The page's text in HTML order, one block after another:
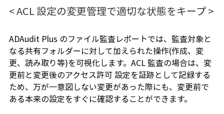
< ACL 設定の変更管理で適切な状態をキープ >
ADAudit Plus のファイル監査レポートでは、監査対象と
なる共有フォルダーに対して加えられた操作(作成、変
更、読み取り等)を可視化します。ACL 監査の場合は、変
更前と変更後のアクセス許可 設定を証跡として記録する
ため、万が一意図しない変更があった際にも、変更前で
ある本来の設定をすぐに確認することができます。